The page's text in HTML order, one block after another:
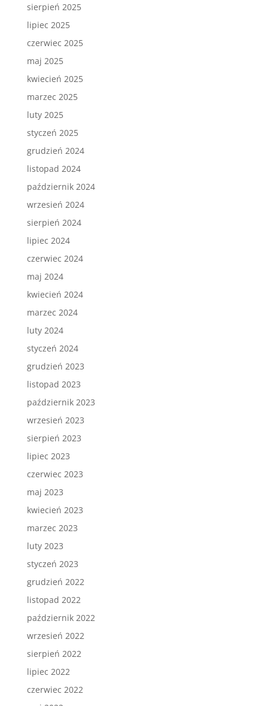
sierpień 2025
lipiec 2025
czerwiec 2025
maj 2025
kwiecień 2025
marzec 2025
luty 2025
styczeń 2025
grudzień 2024
listopad 2024
październik 2024
wrzesień 2024
sierpień 2024
lipiec 2024
czerwiec 2024
maj 2024
kwiecień 2024
marzec 2024
luty 2024
styczeń 2024
grudzień 2023
listopad 2023
październik 2023
wrzesień 2023
sierpień 2023
lipiec 2023
czerwiec 2023
maj 2023
kwiecień 2023
marzec 2023
luty 2023
styczeń 2023
grudzień 2022
listopad 2022
październik 2022
wrzesień 2022
sierpień 2022
lipiec 2022
czerwiec 2022